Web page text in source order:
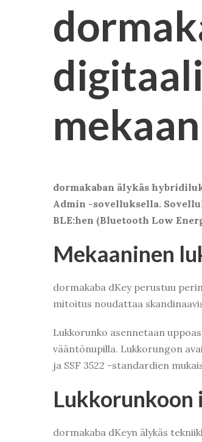
dormakaban älykäs
Admin -sovelluksella.
BLE:hen (Bluetooth Low
Mekaaninen
dormakaba dKey perustuu
mitoitus noudattaa
Lukkorunko asennetaan
vääntönupilla. Lukkorungon
ja SSF 3522 -standardien
dormakaba dKeyn älykäs